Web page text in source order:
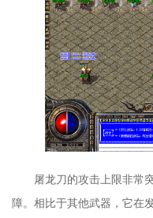
屠龙刀的攻击上限非常
障。相比于其他武器，它在